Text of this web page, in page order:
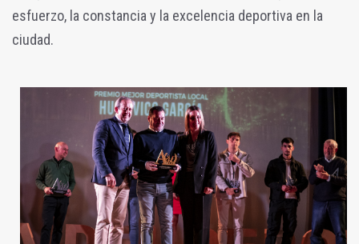
esfuerzo, la constancia y la excelencia deportiva en la
ciudad.